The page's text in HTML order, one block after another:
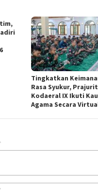
Tingkatkan
Rasa Syukur, Prajurit
Kodaeral IX Ikuti
Agama Secara
*